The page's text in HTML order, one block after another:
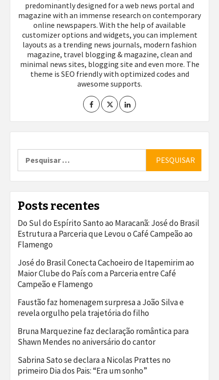
predominantly designed for a web news portal and
magazine with an immense research on contemporary
online newspapers. With the help of available
customizer options and widgets, you can implement
layouts as a trending news journals, modern fashion
magazine, travel blogging & magazine, clean and
minimal news sites, blogging site and even more. The
theme is SEO friendly with optimized codes and
awesome supports.
por:
Posts recentes
Do Sul do Espírito Santo ao Maracanã: José do Brasil
Estrutura a Parceria que Levou o Café Campeão ao
Flamengo
José do Brasil Conecta Cachoeiro de Itapemirim ao
Maior Clube do País com a Parceria entre Café
Campeão e Flamengo
Faustão faz homenagem surpresa a João Silva e
revela orgulho pela trajetória do filho
Bruna Marquezine faz declaração romântica para
Shawn Mendes no aniversário do cantor
Sabrina Sato se declara a Nicolas Prattes no
primeiro Dia dos Pais: “Era um sonho”